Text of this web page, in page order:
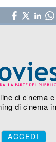
di cinema
di cinema
ACCEDI